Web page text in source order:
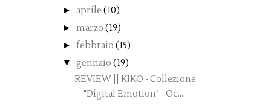
► aprile (10)
► marzo (19)
► febbraio (15)
▼ gennaio (19)
REVIEW || KIKO - Collezione
"Digital Emotion" - Oc...